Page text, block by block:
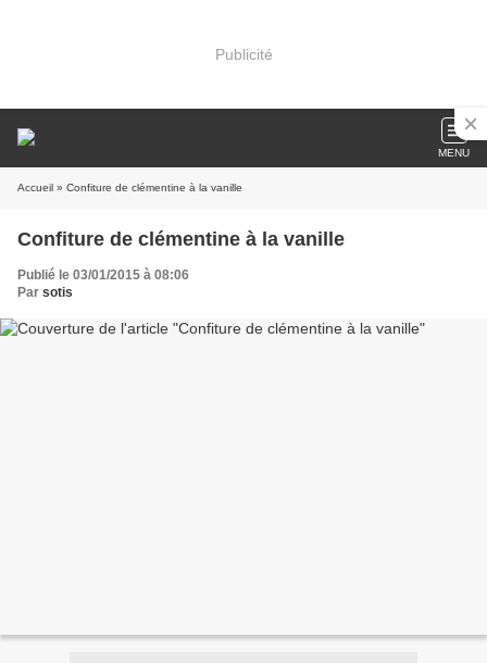
Publicité
MENU
Accueil » Confiture de clémentine à la vanille
Confiture de clémentine à la vanille
Publié le 03/01/2015 à 08:06
Par sotis